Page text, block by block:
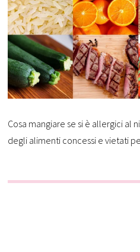
Cosa mangiare se si è allergici al
degli alimenti concessi e vietati